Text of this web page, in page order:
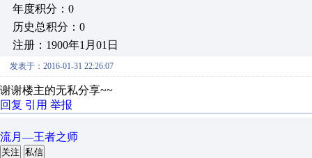
年度积分：0
历史总积分：0
注册：1900年1月01日
发表于：2016-01-31 22:26:07
谢谢楼主的无私分享~~
回复 引用 举报
流月—王者之师
关注 私信